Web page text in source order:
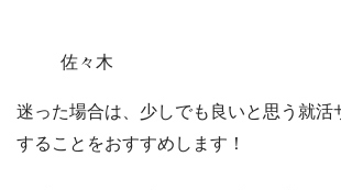
佐々木
迷った場合は、 少しでも良いと思う就活
することをおすすめ します！